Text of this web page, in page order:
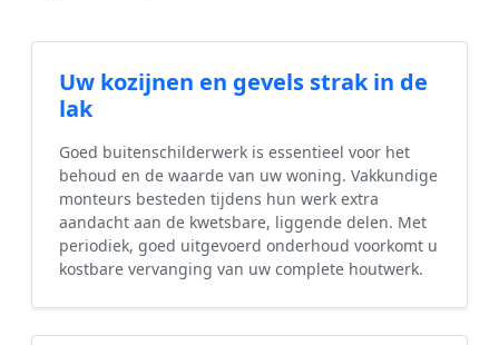
Uw kozijnen en gevels strak in de
lak
Goed buitenschilderwerk is essentieel voor het
behoud en de waarde van uw woning. Vakkundige
monteurs besteden tijdens hun werk extra
aandacht aan de kwetsbare, liggende delen. Met
periodiek, goed uitgevoerd onderhoud voorkomt u
kostbare vervanging van uw complete houtwerk.